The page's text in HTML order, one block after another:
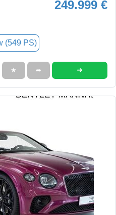
249.999 €
(549 PS)
★ ➦ ➜